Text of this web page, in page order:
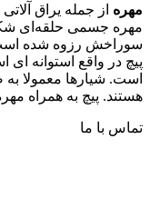
مهره از جمله یراق
مهره جسمی حلقه‌ای
سوراخش رزوه شده است
پیچ در واقع استوانه
است. شیارها معمولا
هستند. پیچ به همراه
تماس با ما